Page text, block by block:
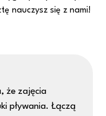
nauczysz się z nami!
że zajęcia
pływania. Łączą